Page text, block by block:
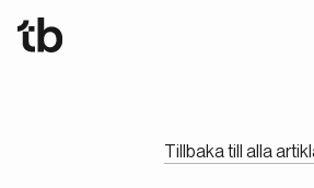
Tillbaka till alla